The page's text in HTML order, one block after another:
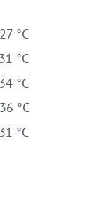
°C
°C
°C
°C
°C